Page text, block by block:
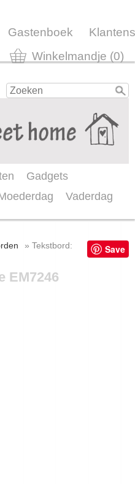
Gastenboek
Winkelmandje (0)
Gadgets
Vaderdag
Save
» Tekstbord:
EM7246